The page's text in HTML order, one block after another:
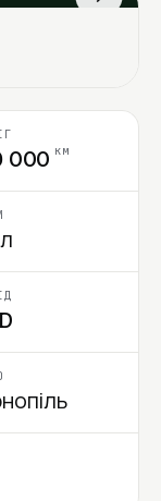
000 км